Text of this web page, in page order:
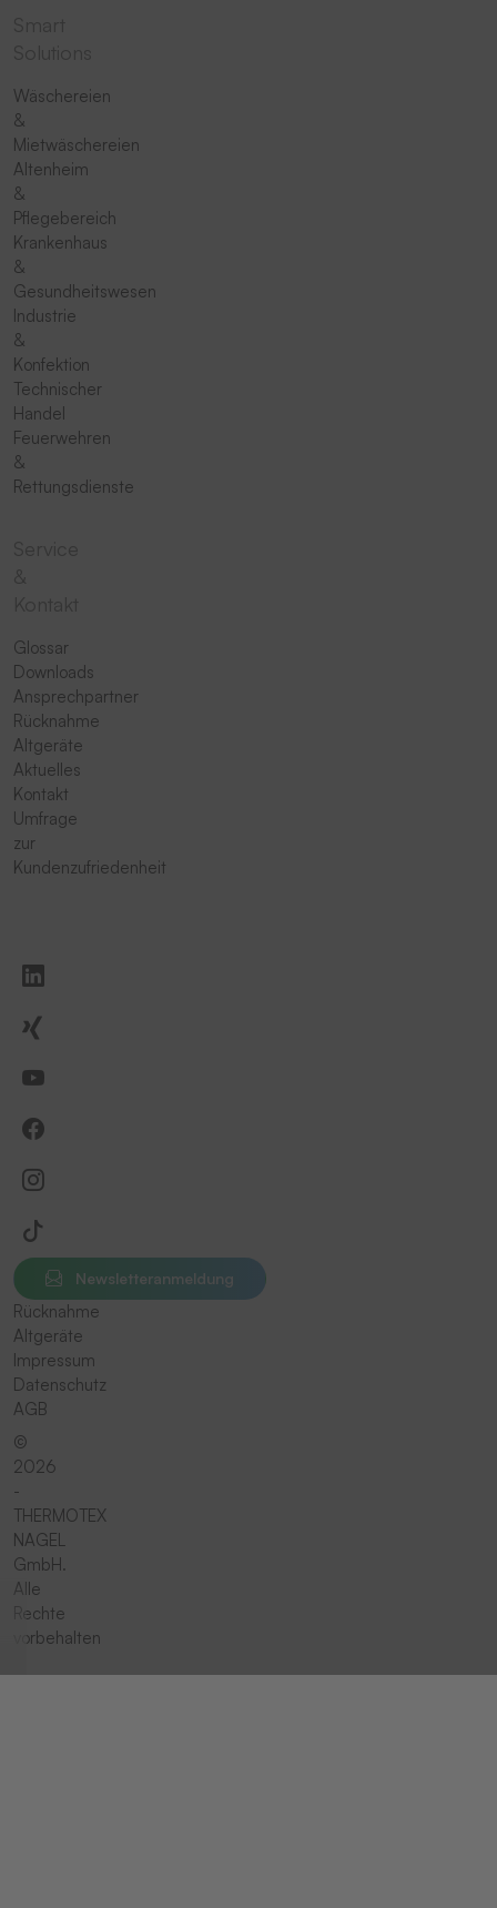
Wäschereien
&
Mietwäschereien
Altenheim
&
Pflegebereich
Krankenhaus
&
Gesundheitswesen
Industrie
&
Konfektion
Technischer
Handel
Feuerwehren
&
Rettungsdienste
Glossar
Downloads
Ansprechpartner
Rücknahme
Altgeräte
Aktuelles
Kontakt
Umfrage
zur
Kundenzufriedenheit
Newsletteranmeldung
Rücknahme
Altgeräte
Impressum
Datenschutz
AGB
©
2026
-
THERMOTEX
NAGEL
GmbH.
Alle
Rechte
vorbehalten